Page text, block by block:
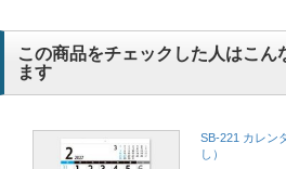
この商品をチェックした人はこん
ます
SB-221 カレン
し）